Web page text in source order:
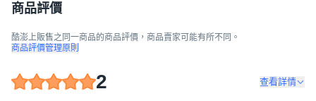
商品評價
酷澎上販售之同一商品的商品評價，商品賣家可能有所不同。
商品評價管理原則
2 查看詳情